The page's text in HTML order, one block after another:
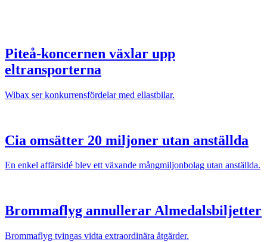
Piteå-koncernen växlar upp
eltransporterna
Wibax ser konkurrensfördelar med ellastbilar.
Cia omsätter 20 miljoner utan anställda
En enkel affärsidé blev ett växande mångmiljonbolag utan anställda.
Brommaflyg annullerar Almedalsbiljetter
Brommaflyg tvingas vidta extraordinära åtgärder.